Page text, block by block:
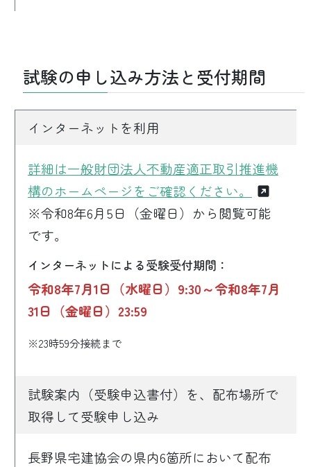
試験の申し込み方法と受付期間
インターネットを利用
詳細は一般財団法人不動産適正取引推進機
構のホームページをご確認ください。
※令和8年6月5日（金曜日）から閲覧可能
です。
インターネットによる受験受付期間：
令和8年7月1日（水曜日）9:30～令和8年7月
31日（金曜日）23:59
※23時59分接続まで
試験案内（受験申込書付）を、配布場所で
取得して受験申し込み
長野県宅建協会の県内6箇所において配布